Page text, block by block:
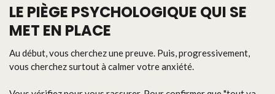
LE PIÈGE PSYCHOLOGIQUE QUI SE
MET EN PLACE
Au début, vous cherchez une preuve. Puis, progressivement,
vous cherchez surtout à calmer votre anxiété.